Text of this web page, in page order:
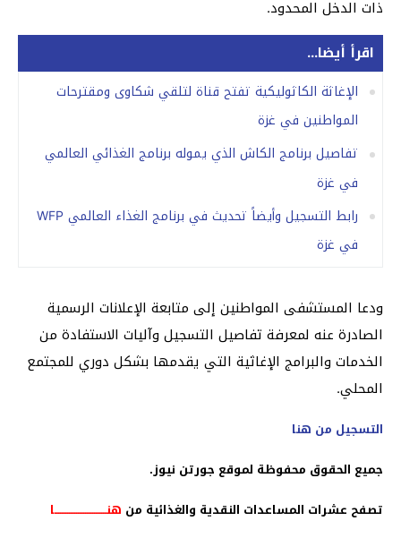
ذات الدخل المحدود.
اقرأ أيضا...
الإغاثة الكاثوليكية تفتح قناة لتلقي شكاوى ومقترحات
المواطنين في غزة
تفاصيل برنامج الكاش الذي يموله برنامج الغذائي العالمي
في غزة
رابط التسجيل وأيضاً تحديث في برنامج الغذاء العالمي WFP
في غزة
ودعا المستشفى المواطنين إلى متابعة الإعلانات الرسمية
الصادرة عنه لمعرفة تفاصيل التسجيل وآليات الاستفادة من
الخدمات والبرامج الإغاثية التي يقدمها بشكل دوري للمجتمع
المحلي.
التسجيل من هنا
جميع الحقوق محفوظة لموقع جورتن نيوز.
تصفح عشرات المساعدات النقدية والغذائية من هنـــــــــــــــــــــــــــــا